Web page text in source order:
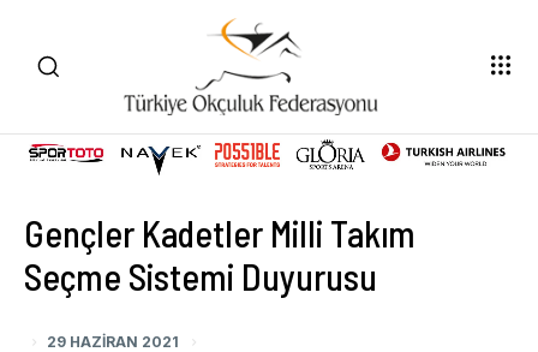
Gençler Kadetler Milli Takım
Seçme Sistemi Duyurusu
29 HAZIRAN 2021